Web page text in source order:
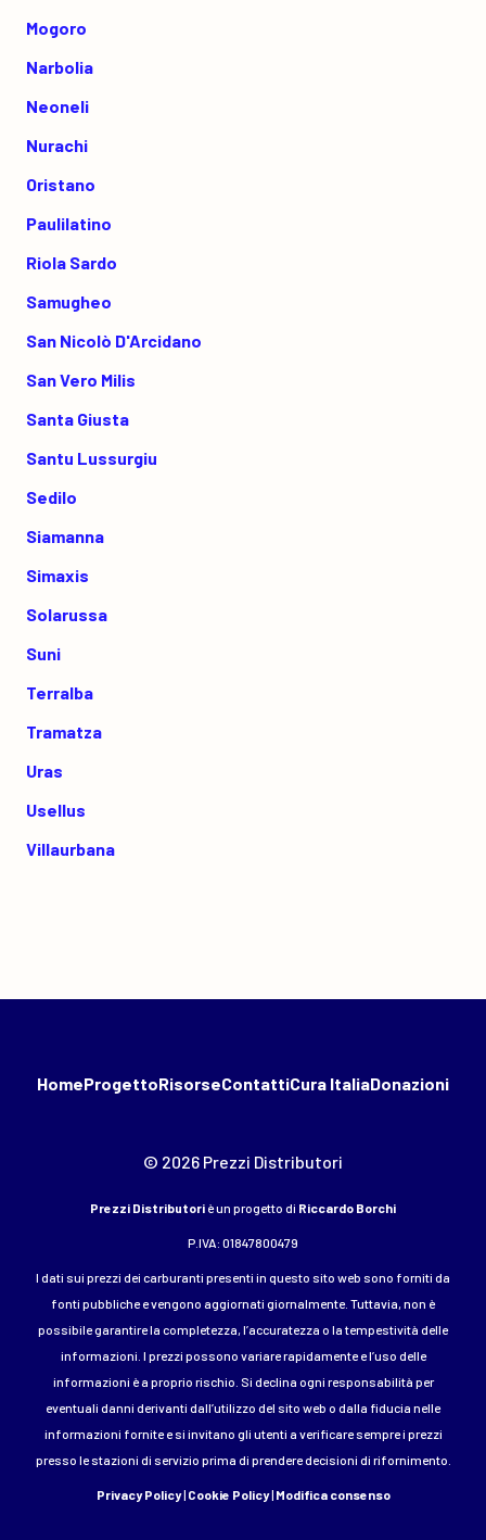
Mogoro
Narbolia
Neoneli
Nurachi
Oristano
Paulilatino
Riola Sardo
Samugheo
San Nicolò D'Arcidano
San Vero Milis
Santa Giusta
Santu Lussurgiu
Sedilo
Siamanna
Simaxis
Solarussa
Suni
Terralba
Tramatza
Uras
Usellus
Villaurbana
HomeProgettoRisorseContattiCura ItaliaDonazioni
© 2026 Prezzi Distributori
Prezzi Distributori è un progetto di Riccardo Borchi
P.IVA: 01847800479
I dati sui prezzi dei carburanti presenti in questo sito web sono forniti da
fonti pubbliche e vengono aggiornati giornalmente. Tuttavia, non è
possibile garantire la completezza, l’accuratezza o la tempestività delle
informazioni. I prezzi possono variare rapidamente e l’uso delle
informazioni è a proprio rischio. Si declina ogni responsabilità per
eventuali danni derivanti dall’utilizzo del sito web o dalla fiducia nelle
informazioni fornite e si invitano gli utenti a verificare sempre i prezzi
presso le stazioni di servizio prima di prendere decisioni di rifornimento.
Privacy Policy| Cookie Policy| Modifica consenso